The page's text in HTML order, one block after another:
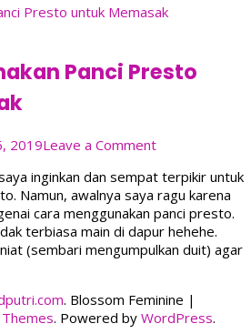
Panci Presto
2019Leave a Commenton
Menggunakan
Panci
Presto
untuk
Memasak
inginkan dan sempat terpikir untuk
Namun, awalnya saya ragu karena
cara menggunakan panci presto.
terbiasa main di dapur hehehe.
(sembari mengumpulkan duit) agar
. Blossom Feminine |
. Powered by WordPress.